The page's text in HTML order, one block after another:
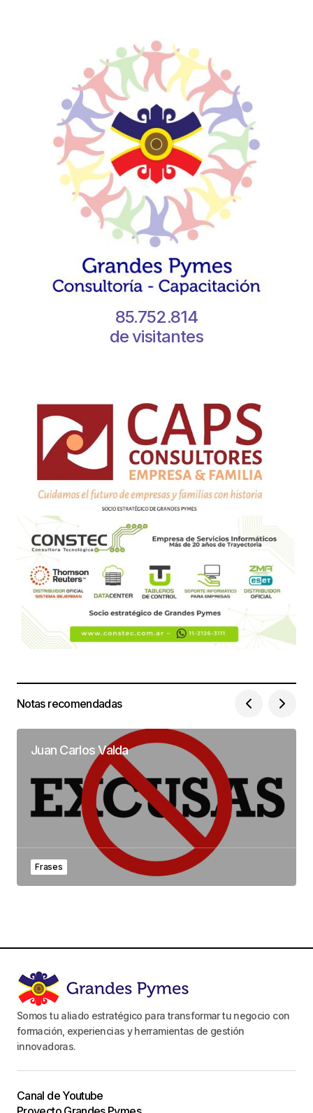
85.752.814
de visitantes
Notas recomendadas
Juan Carlos Valda
Frases
Somos tu aliado estratégico para transformar tu negocio con
formación, experiencias y herramientas de gestión
innovadoras.
Canal de Youtube